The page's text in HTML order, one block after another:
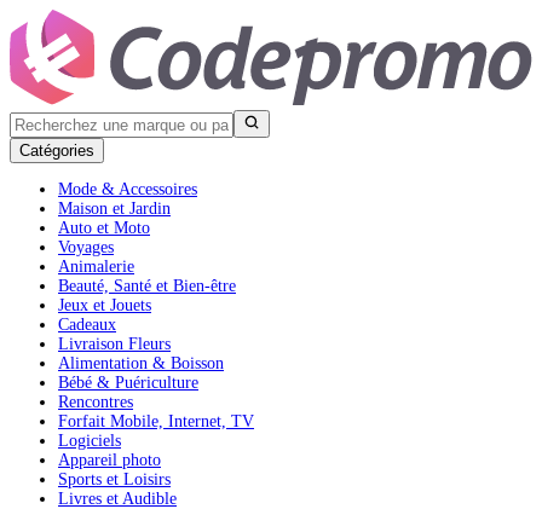
Catégories
Mode & Accessoires
Maison et Jardin
Auto et Moto
Voyages
Animalerie
Beauté, Santé et Bien-être
Jeux et Jouets
Cadeaux
Livraison Fleurs
Alimentation & Boisson
Bébé & Puériculture
Rencontres
Forfait Mobile, Internet, TV
Logiciels
Appareil photo
Sports et Loisirs
Livres et Audible